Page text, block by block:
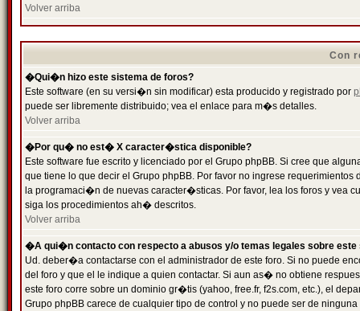
Volver arriba
Con
�Qui�n hizo este sistema de foros?
Este software (en su versi�n sin modificar) esta producido y registrado por
puede ser libremente distribuido; vea el enlace para m�s detalles.
Volver arriba
�Por qu� no est� X caracter�stica disponible?
Este software fue escrito y licenciado por el Grupo phpBB. Si cree que
que tiene lo que decir el Grupo phpBB. Por favor no ingrese
la programaci�n de nuevas caracter�sticas. Por favor, lea los foros y vea
siga los procedimientos ah� descritos.
Volver arriba
�A qui�n contacto con respecto a abusos y/o temas legales sobre este
Ud. deber�a contactarse con el administrador de este foro. Si no puede
del foro y que el le indique a quien contactar. Si aun as� no obtiene
este foro corre sobre un dominio gr�tis (yahoo, free.fr, f2s.com, etc.), el
Grupo phpBB carece de cualquier tipo de control y no puede ser de